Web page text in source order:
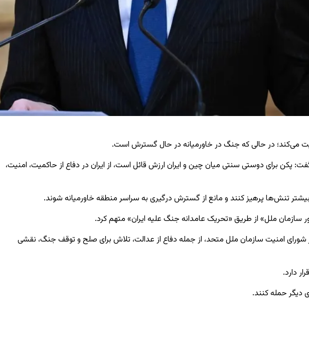
می‌کند؛ در حالی که جنگ در خاورمیانه در حال گسترش است.
پکن برای دوستی سنتی میان چین و ایران ارزش قائل است، از ایران در دفاع از حاکمیت، امنیت،
تنش‌ها پرهیز کنند و مانع از گسترش درگیری به سراسر منطقه خاورمیانه شوند.
سازمان ملل» از طریق «تحریک عامدانه جنگ علیه ایران» متهم کرد.
امنیت سازمان ملل متحد، از جمله دفاع از عدالت، تلاش برای صلح و توقف جنگ، نقشی
دارد.
حمله کنند.